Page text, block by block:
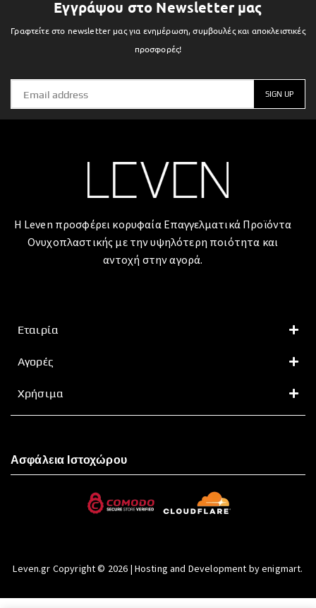
Εγγράψου στο Newsletter μας
Γραφτείτε στο newsletter μας για ενημέρωση, συμβουλές και αποκλειστικές
προσφορές!
Η Leven προσφέρει κορυφαία Επαγγελματικά Προϊόντα
Ονυχοπλαστικής με την υψηλότερη ποιότητα και
αντοχή στην αγορά.
Εταιρία
Αγορές
Χρήσιμα
Ασφάλεια Ιστοχώρου
Leven.gr Copyright © 2026 | Hosting and Development by enigmart.